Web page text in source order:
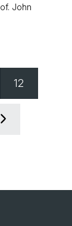
John
12